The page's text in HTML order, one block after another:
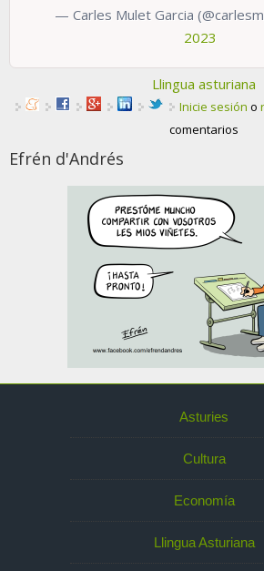
— Carles Mulet Garcia
2023
Llingua asturiana
Inicie sesión o
comentarios
Efrén d'Andrés
Asturies
Cultura
Economía
Llingua Asturiana